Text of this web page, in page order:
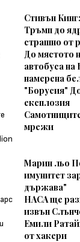
Стивън
Тръмп до
страшно от
До мястото
автобуса
намерена
"Борусия"
експлозия
мрежи
Марин льо
имунитет
държава"
НАСА ще
извън
Емили
от хакери